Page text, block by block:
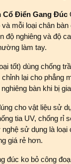
Cổ Điển Gang Đúc
mỗi loại chân bàn
độ nghiêng và độ
làm tay.
tốt) dùng chống
lại cho phẳng
bàn khi bị
cho vật liệu sử
tia UV, chống rỉ
sử dụng là loại
giá rẻ hơn.
đúc ko bỏ công